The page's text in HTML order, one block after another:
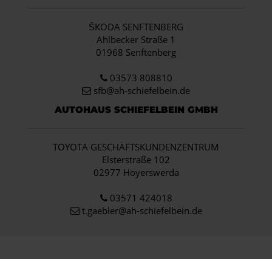
ŠKODA SENFTENBERG
Ahlbecker Straße 1
01968 Senftenberg
03573 808810
sfb@ah-schiefelbein.de
AUTOHAUS SCHIEFELBEIN GMBH
TOYOTA GESCHÄFTSKUNDENZENTRUM
Elsterstraße 102
02977 Hoyerswerda
03571 424018
t.gaebler@ah-schiefelbein.de